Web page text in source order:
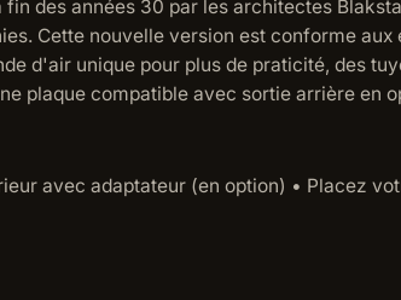
des années 30 par les architectes
Cette nouvelle version est conforme
d'air unique pour plus de praticité, des
plaque compatible avec sortie arrière en
avec adaptateur (en option) • Placez